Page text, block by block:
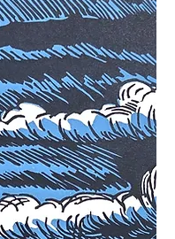
og motiver fra
skildret det
lyset og
elementer fra